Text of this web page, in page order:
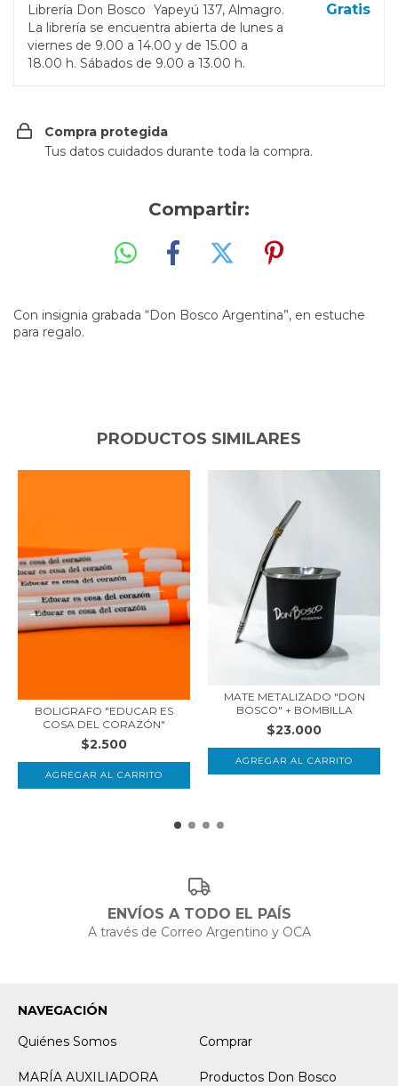
Librería Don Bosco Yapeyú 137, Almagro.
La librería se encuentra abierta de lunes a
viernes de 9.00 a 14.00 y de 15.00 a
18.00 h. Sábados de 9.00 a 13.00 h.
Gratis
Compra protegida
Tus datos cuidados durante toda la compra.
Compartir:
Con insignia grabada “Don Bosco Argentina”, en estuche
para regalo.
PRODUCTOS SIMILARES
BOLIGRAFO "EDUCAR ES
COSA DEL CORAZÓN"
$2.500
MATE METALIZADO "DON
BOSCO" + BOMBILLA
$23.000
AGREGAR AL CARRITO
ENVÍOS A TODO EL PAÍS
A través de Correo Argentino y OCA
NAVEGACIÓN
Quiénes Somos
Comprar
MARÍA AUXILIADORA Productos Don Bosco